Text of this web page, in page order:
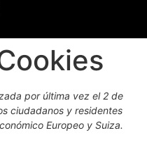
por última vez el 2 de
ciudadanos y residentes
Europeo y Suiza.